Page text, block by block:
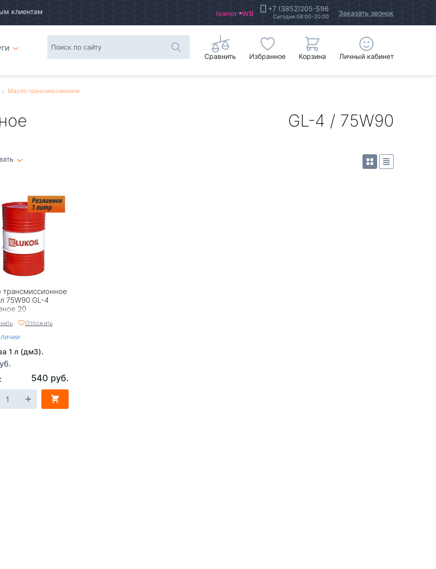
клиентам Ivanor WB +7 (3852)205-596
Сегодня 08:00-20:00 Заказать звонок
Сравнить Избранное Корзина Личный кабинет
Масло трансмиссионное
GL-4 / 75W90
трансмиссионное
75W90 GL-4
20
Отложить
1 л (дм3).
540 руб.